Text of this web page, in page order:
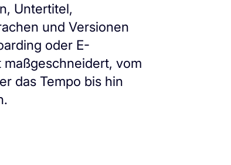
Untertitel,
und Versionen
oder E-
maßgeschneidert, vom
das Tempo bis hin